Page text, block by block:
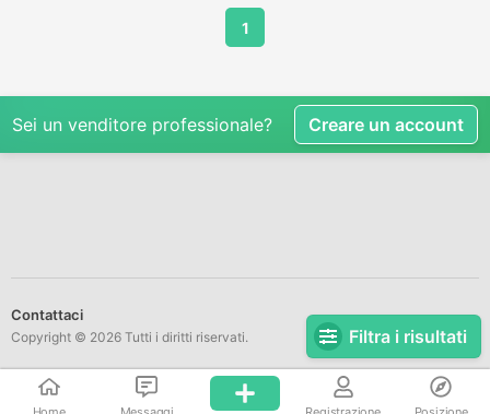
Filtra i risultati
1
Sei un venditore professionale? Creare un account
Contattaci
Copyright © 2026 Tutti i diritti riservati.